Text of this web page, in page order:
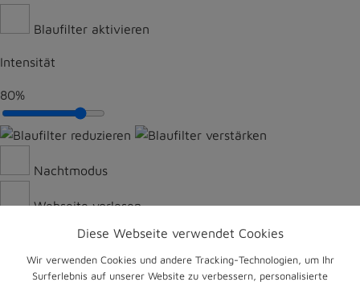
Diese Webseite verwendet Cookies
Wir verwenden Cookies und andere Tracking-Technologien, um Ihr
Surferlebnis auf unserer Website zu verbessern, personalisierte